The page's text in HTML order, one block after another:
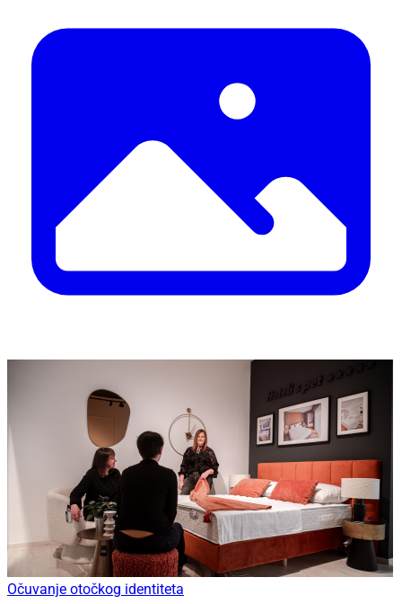
Očuvanje otočkog identiteta